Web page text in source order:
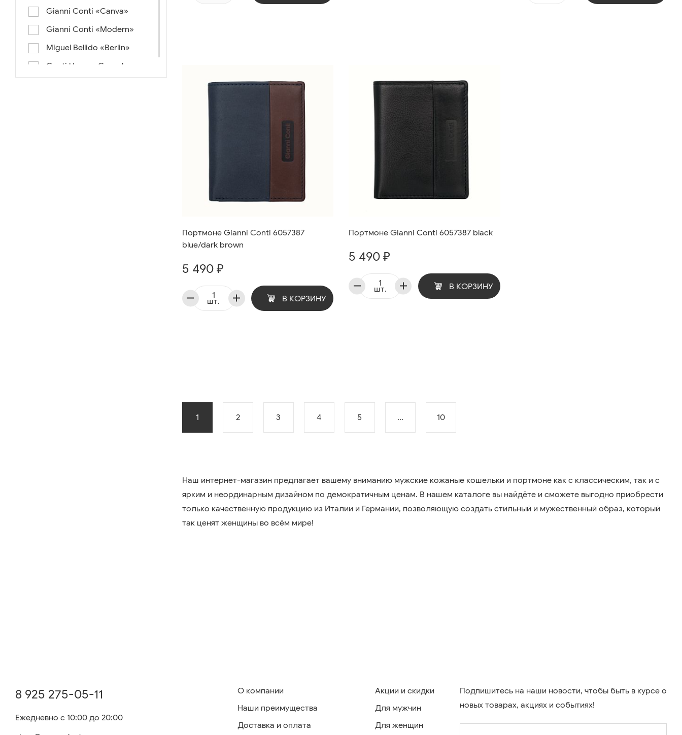
Gianni Conti «Canva»
Gianni Conti «Modern»
Miguel Bellido «Berlin»
Conti Uomo «Casual»
Портмоне Gianni Conti 6057387
blue/dark brown
5 490 ₽
шт. В КОРЗИНУ
Портмоне Gianni Conti 6057387 black
5 490 ₽
шт. В КОРЗИНУ
1 2 3 4 5 ... 10
Наш интернет-магазин предлагает вашему вниманию мужские кожаные кошельки и портмоне как с классическим, так и с
ярким и неординарным дизайном по демократичным ценам. В нашем каталоге вы найдёте и сможете выгодно приобрести
только качественную продукцию из Италии и Германии, позволяющую создать стильный и мужественный образ, который
так ценят женщины во всём мире!
8 925 275-05-11
Ежедневно с 10:00 до 20:00
О компании
Наши преимущества
Доставка и оплата
Акции и скидки
Для мужчин
Для женщин
Подпишитесь на наши новости, чтобы быть в курсе о
новых товарах, акциях и событиях!